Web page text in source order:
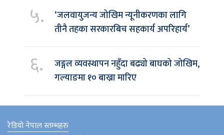
५.
‘जलवायुजन्य जोखिम न्यूनीकरणका लागि
तीनै तहका सरकारबिच सहकार्य अपरिहार्य’
६.
जङ्गल व्यवस्थापन नहुँदा बढ्यो बाघको जोखिम,
गल्याङमा १० बाख्रा मारिए
रेडियो नेपाल स्तम्भहरु